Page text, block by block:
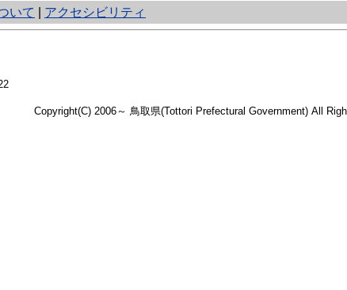
いて アクセシビリティ
Copyright(C) 2006～ 鳥取県(Tottori Prefectural Government) All